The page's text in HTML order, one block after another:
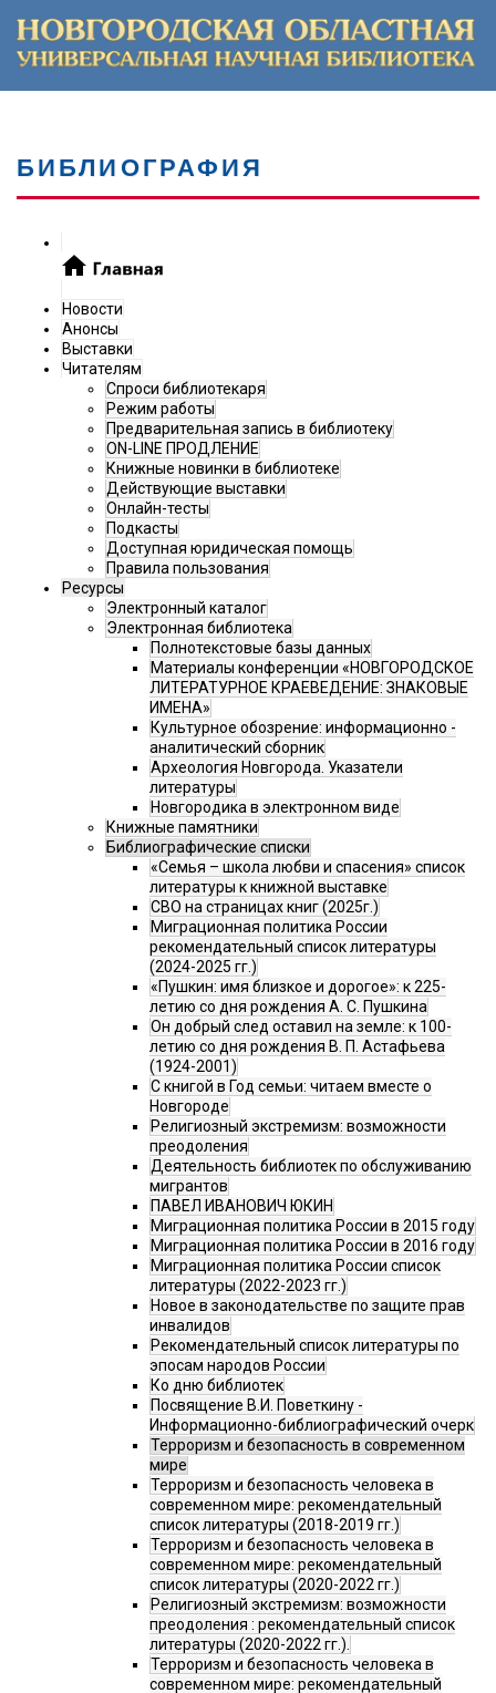
БИБЛИОГРАФИЯ
Новости
Анонсы
Выставки
Читателям
Спроси библиотекаря
Режим работы
Предварительная запись в библиотеку
ON-LINE ПРОДЛЕНИЕ
Книжные новинки в библиотеке
Действующие выставки
Онлайн-тесты
Подкасты
Доступная юридическая помощь
Правила пользования
Ресурсы
Электронный каталог
Электронная библиотека
Полнотекстовые базы данных
Материалы конференции «НОВГОРОДСКОЕ
ЛИТЕРАТУРНОЕ КРАЕВЕДЕНИЕ: ЗНАКОВЫЕ
ИМЕНА»
Культурное обозрение: информационно -
аналитический сборник
Археология Новгорода. Указатели
литературы
Новгородика в электронном виде
Книжные памятники
Библиографические списки
«Семья – школа любви и спасения» список
литературы к книжной выставке
СВО на страницах книг (2025г.)
Миграционная политика России
рекомендательный список литературы
(2024-2025 гг.)
«Пушкин: имя близкое и дорогое»: к 225-
летию со дня рождения А. С. Пушкина
Он добрый след оставил на земле: к 100-
летию со дня рождения В. П. Астафьева
(1924-2001)
С книгой в Год семьи: читаем вместе о
Новгороде
Религиозный экстремизм: возможности
преодоления
Деятельность библиотек по обслуживанию
мигрантов
ПАВЕЛ ИВАНОВИЧ ЮКИН
Миграционная политика России в 2015 году
Миграционная политика России в 2016 году
Миграционная политика России список
литературы (2022-2023 гг.)
Новое в законодательстве по защите прав
инвалидов
Рекомендательный список литературы по
эпосам народов России
Ко дню библиотек
Посвящение В.И. Поветкину -
Информационно-библиографический очерк
Терроризм и безопасность в современном
мире
Терроризм и безопасность человека в
современном мире: рекомендательный
список литературы (2018-2019 гг.)
Терроризм и безопасность человека в
современном мире: рекомендательный
список литературы (2020-2022 гг.)
Религиозный экстремизм: возможности
преодоления : рекомендательный список
литературы (2020-2022 гг.).
Терроризм и безопасность человека в
современном мире: рекомендательный